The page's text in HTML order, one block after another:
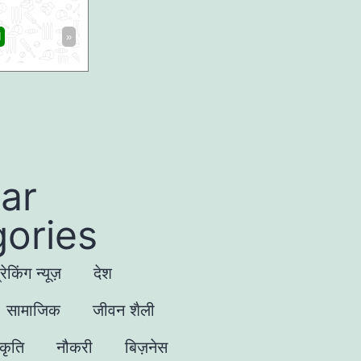
»
न्यूज़
देश
सामाजिक
जीवन शैली
नौकरी बिज़नेस